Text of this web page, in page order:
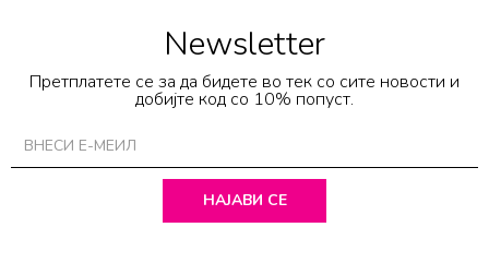
Newsletter
Претплатете се за да бидете во тек со сите новости и
добијте код со 10% попуст.
НАЈАВИ СЕ